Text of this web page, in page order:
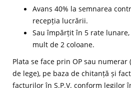
Avans 40% la semnarea
recepția lucrării.
Sau împărțit în 5 rate lunare,
mult de 2 coloane.
Plata se face prin OP sau
de lege), pe baza de chitanță și
facturilor în S.P.V. conform legilor